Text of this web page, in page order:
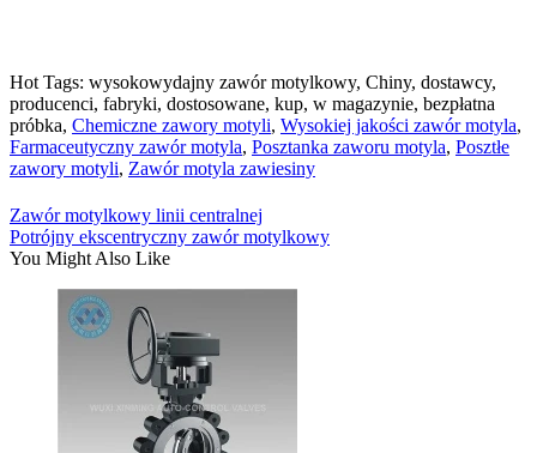
Hot Tags: wysokowydajny zawór motylkowy, Chiny, dostawcy,
producenci, fabryki, dostosowane, kup, w magazynie, bezpłatna
próbka, Chemiczne zawory motyli, Wysokiej jakości zawór motyla,
Farmaceutyczny zawór motyla, Posztanka zaworu motyla, Posztłe
zawory motyli, Zawór motyla zawiesiny
Zawór motylkowy linii centralnej
Potrójny ekscentryczny zawór motylkowy
You Might Also Like